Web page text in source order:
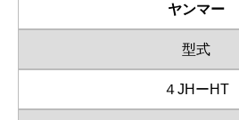
ヤンマー
型式
４JHーHT